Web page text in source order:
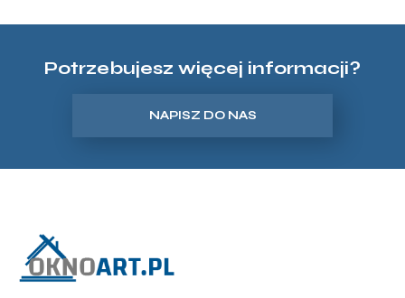
Potrzebujesz więcej informacji?
NAPISZ DO NAS